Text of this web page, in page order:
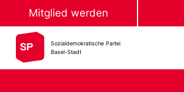
Mitglied werden
Sozialdemokratische Partei
Basel-Stadt